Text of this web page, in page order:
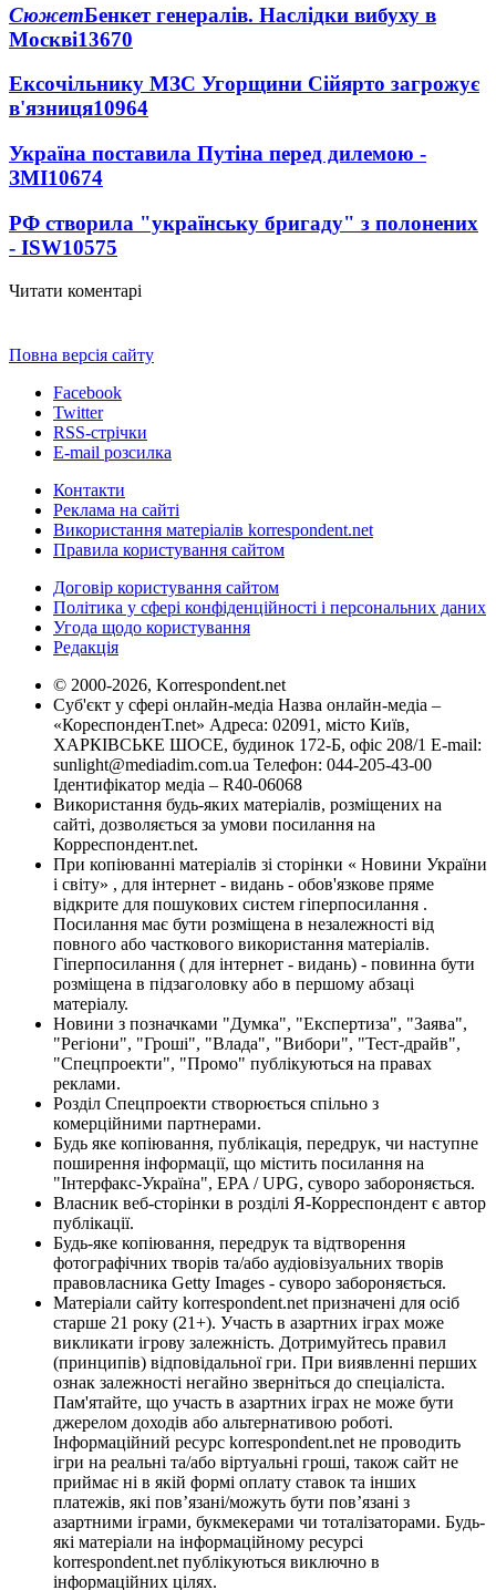
СюжетБенкет генералів. Наслідки вибуху в
Москві13670
Ексочільнику МЗС Угорщини Сійярто загрожує
в'язниця10964
Україна поставила Путіна перед дилемою -
ЗМІ10674
РФ створила "українську бригаду" з полонених
- ISW10575
Читати коментарі
Повна версія сайту
Facebook
Twitter
RSS-стрічки
E-mail розсилка
Контакти
Реклама на сайті
Використання матеріалів korrespondent.net
Правила користування сайтом
Договір користування сайтом
Політика у сфері конфіденційності і персональних даних
Угода щодо користування
Редакція
© 2000-2026, Korrespondent.net
Суб'єкт у сфері онлайн-медіа Назва онлайн-медіа –
«КореспонденТ.net» Адреса: 02091, місто Київ,
ХАРКІВСЬКЕ ШОСЕ, будинок 172-Б, офіс 208/1 E-mail:
sunlight@mediadim.com.ua Телефон: 044-205-43-00
Ідентифікатор медіа – R40-06068
Використання будь-яких матеріалів, розміщених на
сайті, дозволяється за умови посилання на
Корреспондент.net.
При копіюванні матеріалів зі сторінки « Новини України
і світу» , для інтернет - видань - обов'язкове пряме
відкрите для пошукових систем гіперпосилання .
Посилання має бути розміщена в незалежності від
повного або часткового використання матеріалів.
Гіперпосилання ( для інтернет - видань) - повинна бути
розміщена в підзаголовку або в першому абзаці
матеріалу.
Новини з позначками "Думка", "Експертиза", "Заява",
"Регіони", "Гроші", "Влада", "Вибори", "Тест-драйв",
"Спецпроекти", "Промо" публікуються на правах
реклами.
Розділ Спецпроекти створюється спільно з
комерційними партнерами.
Будь яке копіювання, публікація, передрук, чи наступне
поширення інформації, що містить посилання на
"Інтерфакс-Україна", EPA / UPG, суворо забороняється.
Власник веб-сторінки в розділі Я-Корреспондент є автор
публікації.
Будь-яке копіювання, передрук та відтворення
фотографічних творів та/або аудіовізуальних творів
правовласника Getty Images - суворо забороняється.
Матеріали сайту korrespondent.net призначені для осіб
старше 21 року (21+). Участь в азартних іграх може
викликати ігрову залежність. Дотримуйтесь правил
(принципів) відповідальної гри. При виявленні перших
ознак залежності негайно зверніться до спеціаліста.
Пам'ятайте, що участь в азартних іграх не може бути
джерелом доходів або альтернативою роботі.
Інформаційний ресурс korrespondent.net не проводить
ігри на реальні та/або віртуальні гроші, також сайт не
приймає ні в якій формі оплату ставок та інших
платежів, які пов’язані/можуть бути пов’язані з
азартними іграми, букмекерами чи тоталізаторами. Будь-
які матеріали на інформаційному ресурсі
korrespondent.net публікуються виключно в
інформаційних цілях.